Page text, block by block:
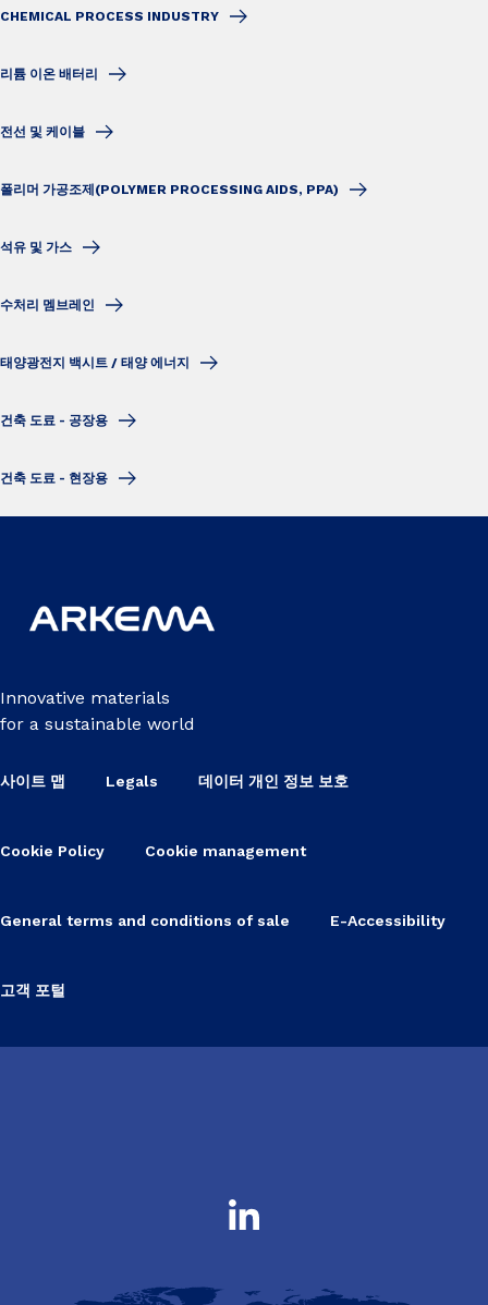
CHEMICAL PROCESS INDUSTRY
리튬 이온 배터리
전선 및 케이블
폴리머 가공조제(POLYMER PROCESSING AIDS, PPA)
석유 및 가스
수처리 멤브레인
태양광전지 백시트 / 태양 에너지
건축 도료 - 공장용
건축 도료 - 현장용
Innovative materials
for a sustainable world
사이트 맵 Legals 데이터 개인 정보 보호
Cookie Policy Cookie management
General terms and conditions of sale E-Accessibility
고객 포털